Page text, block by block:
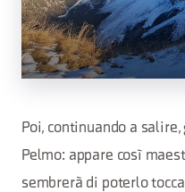
Poi, continuando a
Pelmo: appare così
sembrerà di poterlo